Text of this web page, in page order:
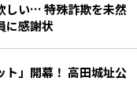
しい… 特殊詐欺を未然
に感謝状
ト」開幕！ 高田城址公